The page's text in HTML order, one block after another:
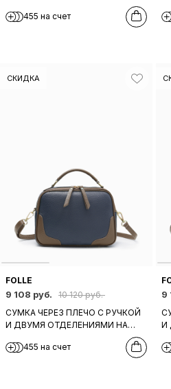
НАТУРАЛЬНОЙ РЫЖЕ-
455 на счет
СКИДКА
FOLLE
9 108 руб.
10 120 руб.
СУМКА ЧЕРЕЗ ПЛЕЧО С РУЧКОЙ
И ДВУМЯ ОТДЕЛЕНИЯМИ НА
НАТУРАЛЬНОЙ ТЕМНО-СИНЕЙ
455 на счет
9
И